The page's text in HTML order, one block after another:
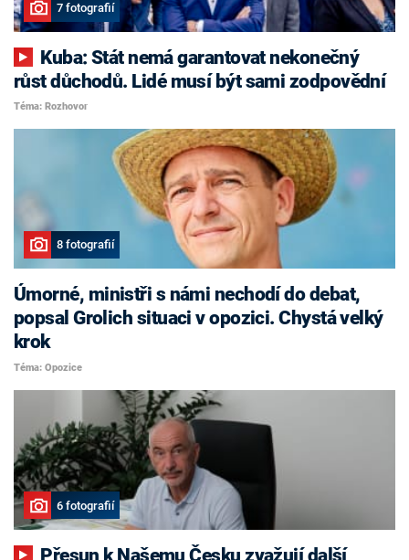
7 fotografií
růst důchodů. Lidé musí být sami zodpovědní
Téma: Rozhovor
8 fotografií
Úmorné, ministři s námi nechodí do debat,
popsal Grolich situaci v opozici. Chystá velký
krok
Téma: Opozice
6 fotografií